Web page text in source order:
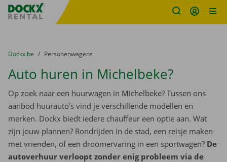
Fratello DEMO
U bevindt zich hier:
van
Dockx.be naar
Personenwagens
Auto huren in Michelbeke?
Op zoek naar een huurwagen in Michelbeke? Tussen ons
aanbod huurauto’s vind je verschillende modellen en
merken. Dockx biedt iedere chauffeur een optie aan. Wat
zijn jouw plannen? Rondrijden in de stad, een reisje maken
met vrienden, of een droomervaring in een sportwagen? De
autoverhuur verloopt zonder enig probleem via de